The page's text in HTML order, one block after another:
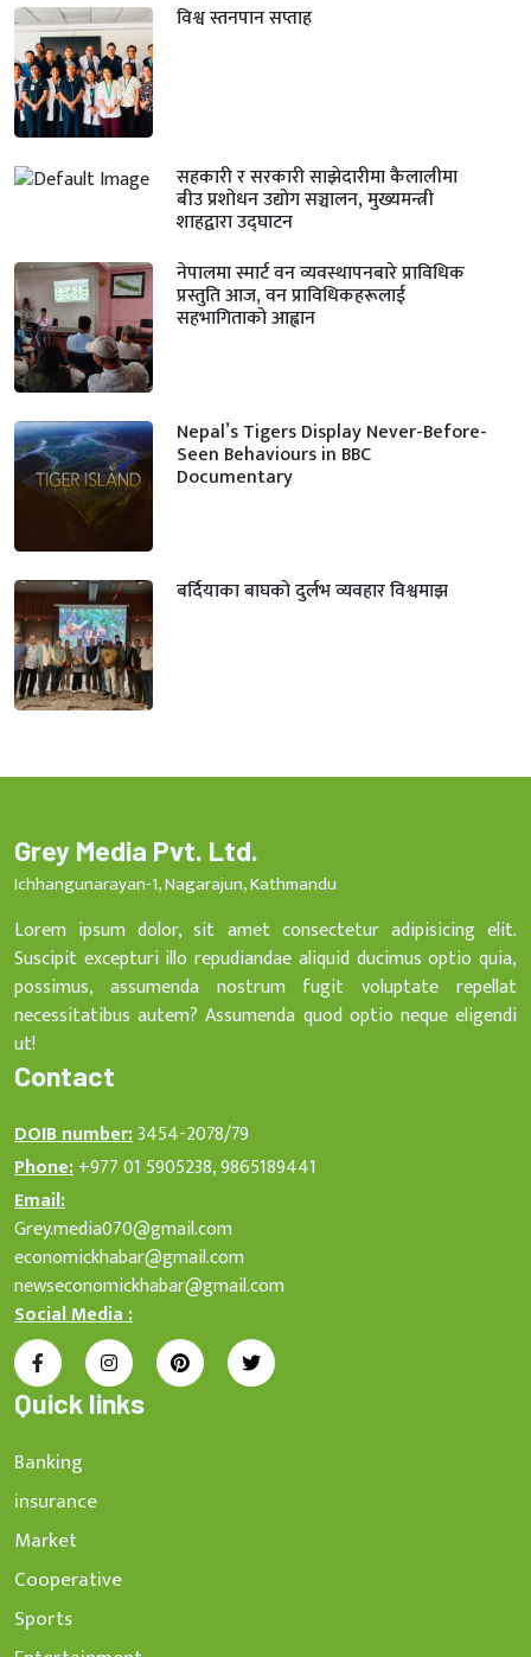
विश्व स्तनपान सप्ताह
सहकारी र सरकारी साझेदारीमा कैलालीमा
बीउ प्रशोधन उद्योग सञ्चालन, मुख्यमन्त्री
शाहद्वारा उद्घाटन
नेपालमा स्मार्ट वन व्यवस्थापनबारे प्राविधिक
प्रस्तुति आज, वन प्राविधिकहरूलाई
सहभागिताको आह्वान
Nepal’s Tigers Display Never-Before-
Seen Behaviours in BBC
Documentary
बर्दियाका बाघको दुर्लभ व्यवहार विश्वमाझ
Grey Media Pvt. Ltd.
Ichhangunarayan-1, Nagarajun, Kathmandu
Lorem ipsum dolor, sit amet consectetur adipisicing elit.
Suscipit excepturi illo repudiandae aliquid ducimus optio quia,
possimus, assumenda nostrum fugit voluptate repellat
necessitatibus autem? Assumenda quod optio neque eligendi
ut!
Contact
DOIB number:3454-2078/79
Phone:+977 01 5905238, 9865189441
Email:
Grey.media070@gmail.com
economickhabar@gmail.com
newseconomickhabar@gmail.com
Social Media :
Quick links
Banking
insurance
Market
Cooperative
Sports